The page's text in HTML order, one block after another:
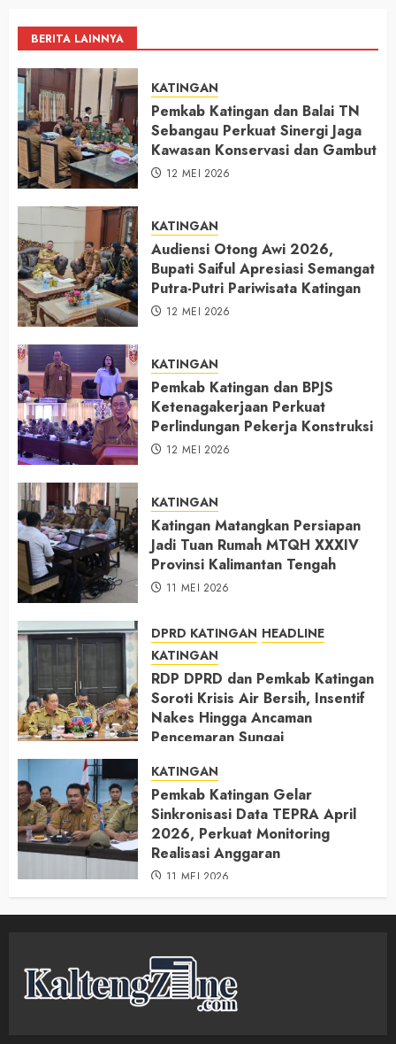
BERITA LAINNYA
KATINGAN
Pemkab Katingan dan Balai TN
Sebangau Perkuat Sinergi Jaga
Kawasan Konservasi dan Gambut
12 MEI 2026
KATINGAN
Audiensi Otong Awi 2026,
Bupati Saiful Apresiasi Semangat
Putra-Putri Pariwisata Katingan
12 MEI 2026
KATINGAN
Pemkab Katingan dan BPJS
Ketenagakerjaan Perkuat
Perlindungan Pekerja Konstruksi
12 MEI 2026
KATINGAN
Katingan Matangkan Persiapan
Jadi Tuan Rumah MTQH XXXIV
Provinsi Kalimantan Tengah
11 MEI 2026
DPRD KATINGAN HEADLINE
KATINGAN
RDP DPRD dan Pemkab Katingan
Soroti Krisis Air Bersih, Insentif
Nakes Hingga Ancaman
Pencemaran Sungai
KATINGAN
Pemkab Katingan Gelar
Sinkronisasi Data TEPRA April
2026, Perkuat Monitoring
Realisasi Anggaran
11 MEI 2026